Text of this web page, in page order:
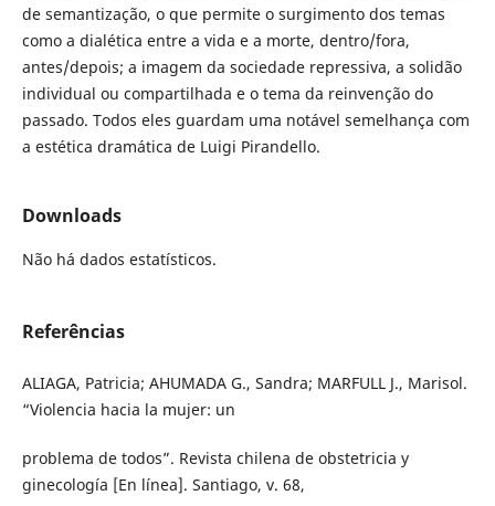
de semantização, o que permite o surgimento dos temas
como a dialética entre a vida e a morte, dentro/fora,
antes/depois; a imagem da sociedade repressiva, a solidão
individual ou compartilhada e o tema da reinvenção do
passado. Todos eles guardam uma notável semelhança com
a estética dramática de Luigi Pirandello.
Downloads
Não há dados estatísticos.
Referências
ALIAGA, Patricia; AHUMADA G., Sandra; MARFULL J., Marisol.
“Violencia hacia la mujer: un
problema de todos”. Revista chilena de obstetricia y
ginecología [En línea]. Santiago, v. 68,